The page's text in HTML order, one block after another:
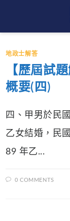
content
地政士解答
【歷屆試
概要(四)
四、甲男於民
乙女結婚，民
89 年乙...
0 COMMENTS